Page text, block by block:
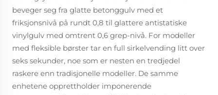
beveger seg fra glatte betonggulv med et
friksjonsnivå på rundt 0,8 til glattere antistatiske
vinylgulv med omtrent 0,6 grep-nivå. For modeller
med fleksible børster tar en full sirkelvending litt over
seks sekunder, noe som er nesten en tredjedel
raskere enn tradisjonelle modeller. De samme
enhetene opprettholder imponerende